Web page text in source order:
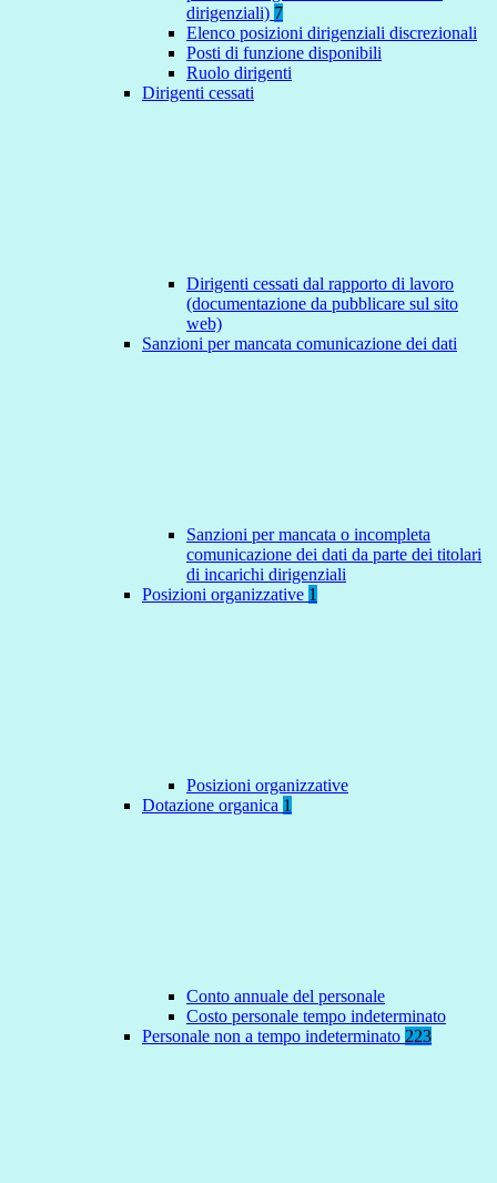
dirigenziali) 7
Elenco posizioni dirigenziali discrezionali
Posti di funzione disponibili
Ruolo dirigenti
Dirigenti cessati
Dirigenti cessati dal rapporto di lavoro
(documentazione da pubblicare sul sito
web)
Sanzioni per mancata comunicazione dei dati
Sanzioni per mancata o incompleta
comunicazione dei dati da parte dei titolari
di incarichi dirigenziali
Posizioni organizzative 1
Posizioni organizzative
Dotazione organica 1
Conto annuale del personale
Costo personale tempo indeterminato
Personale non a tempo indeterminato 223